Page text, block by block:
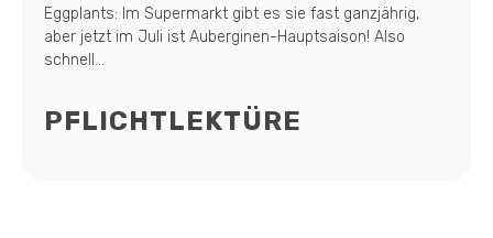
Eggplants: Im Supermarkt gibt es sie fast ganzjährig,
aber jetzt im Juli ist Auberginen-Hauptsaison! Also
schnell...
PFLICHTLEKTÜRE